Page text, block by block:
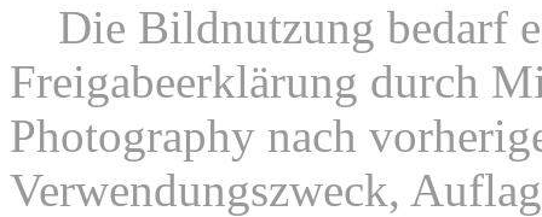
Die Bildnutzung bedarf
Freigabeerklärung durch
Photography nach
Verwendungszweck,